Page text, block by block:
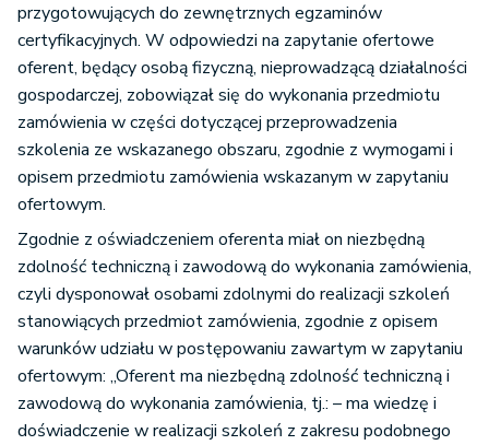
przygotowujących do zewnętrznych egzaminów
certyfikacyjnych. W odpowiedzi na zapytanie ofertowe
oferent, będący osobą fizyczną, nieprowadzącą działalności
gospodarczej, zobowiązał się do wykonania przedmiotu
zamówienia w części dotyczącej przeprowadzenia
szkolenia ze wskazanego obszaru, zgodnie z wymogami i
opisem przedmiotu zamówienia wskazanym w zapytaniu
ofertowym.
Zgodnie z oświadczeniem oferenta miał on niezbędną
zdolność techniczną i zawodową do wykonania zamówienia,
czyli dysponował osobami zdolnymi do realizacji szkoleń
stanowiących przedmiot zamówienia, zgodnie z opisem
warunków udziału w postępowaniu zawartym w zapytaniu
ofertowym: „Oferent ma niezbędną zdolność techniczną i
zawodową do wykonania zamówienia, tj.: – ma wiedzę i
doświadczenie w realizacji szkoleń z zakresu podobnego